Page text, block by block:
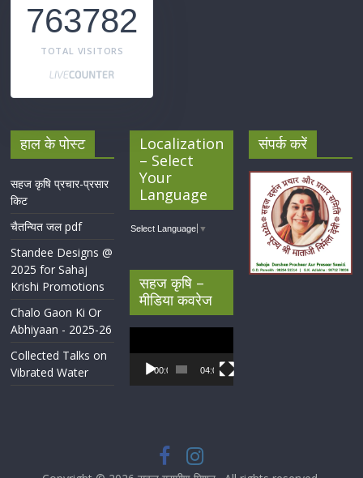
763782
TOTAL VISITORS
हाल के पोस्ट
सहज कृषि प्रचार-प्रसार
किट
चैतन्यित जल pdf
Standee Designs @
2025 for Sahaj
Krishi Promotions
Chalo Gaon Ki Or
Abhiyaan - 2025-26
Collected Talks on
Vibrated Water
Localization
– Select
Your
Language
Select Language ▼
सहज कृषि –
मीडिया कवरेज
Player
00:00 04:07
संपर्क करें